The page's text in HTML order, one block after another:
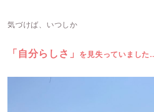
気づけば、いつしか
「自分らしさ」 を見失っていました